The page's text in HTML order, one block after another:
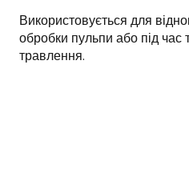
Використовується для
обробки пульпи або під час
травлення.